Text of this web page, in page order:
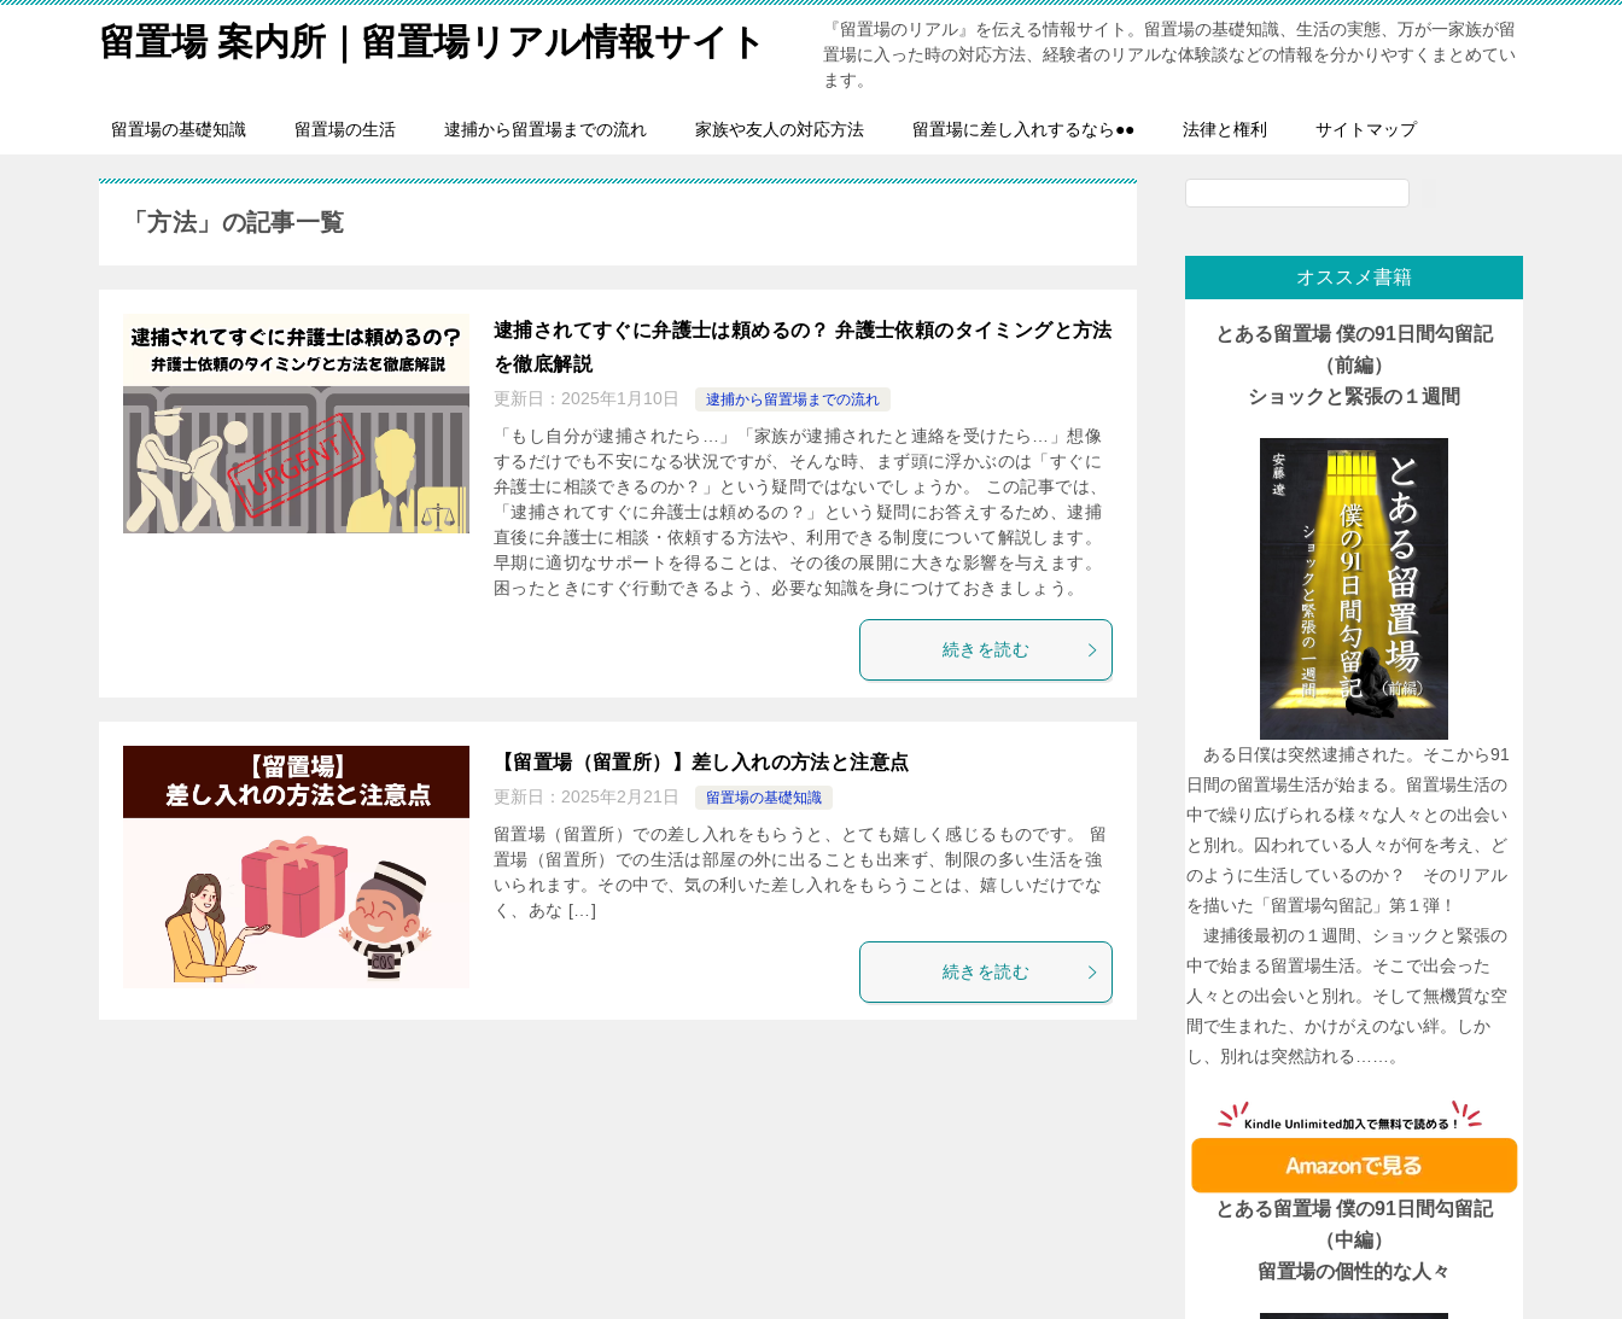
留置場 案内所｜留置場リアル情報サイト
『留置場のリアル』を伝える情報サイト。留置場の基礎知識、生活の実態、万が一家族が留
置場に入った時の対応方法、経験者のリアルな体験談などの情報を分かりやすくまとめてい
ます。
留置場の基礎知識 留置場の生活 逮捕から留置場までの流れ 家族や友人の対応方法 留置場に差し入れするなら●● 法律と権利 サイトマップ
「方法」の記事一覧
逮捕されてすぐに弁護士は頼めるの？ 弁護士依頼のタイミングと方法
を徹底解説
更新日： 2025年1月10日 逮捕から留置場までの流れ
「もし自分が逮捕されたら…」「家族が逮捕されたと連絡を受けたら…」想像
するだけでも不安になる状況ですが、そんな時、まず頭に浮かぶのは「すぐに
弁護士に相談できるのか？」という疑問ではないでしょうか。 この記事では、
「逮捕されてすぐに弁護士は頼めるの？」という疑問にお答えするため、逮捕
直後に弁護士に相談・依頼する方法や、利用できる制度について解説します。
早期に適切なサポートを得ることは、その後の展開に大きな影響を与えます。
困ったときにすぐ行動できるよう、必要な知識を身につけておきましょう。
続きを読む
【留置場（留置所）】差し入れの方法と注意点
更新日： 2025年2月21日 留置場の基礎知識
留置場（留置所）での差し入れをもらうと、とても嬉しく感じるものです。 留
置場（留置所）での生活は部屋の外に出ることも出来ず、制限の多い生活を強
いられます。その中で、気の利いた差し入れをもらうことは、嬉しいだけでな
く、あな […]
続きを読む
オススメ書籍
とある留置場 僕の91日間勾留記
（前編）
ショックと緊張の１週間
ある日僕は突然逮捕された。そこから91
日間の留置場生活が始まる。留置場生活の
中で繰り広げられる様々な人々との出会い
と別れ。囚われている人々が何を考え、ど
のように生活しているのか？ そのリアル
を描いた「留置場勾留記」第１弾！
逮捕後最初の１週間、ショックと緊張の
中で始まる留置場生活。そこで出会った
人々との出会いと別れ。そして無機質な空
間で生まれた、かけがえのない絆。しか
し、別れは突然訪れる……。
とある留置場 僕の91日間勾留記
（中編）
留置場の個性的な人々